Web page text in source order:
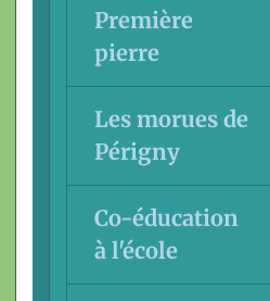
Première
pierre
Les morues de
Périgny
Co-éducation
à l'école